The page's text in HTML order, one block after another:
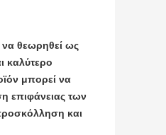
θεωρηθεί ως
καλύτερο
μπορεί να
επιφάνειας των
και